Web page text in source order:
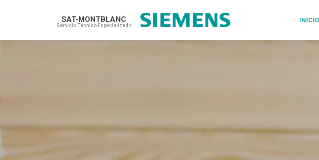
SAT-MONTBLANC
Servicio Técnico Especializado
INICIO